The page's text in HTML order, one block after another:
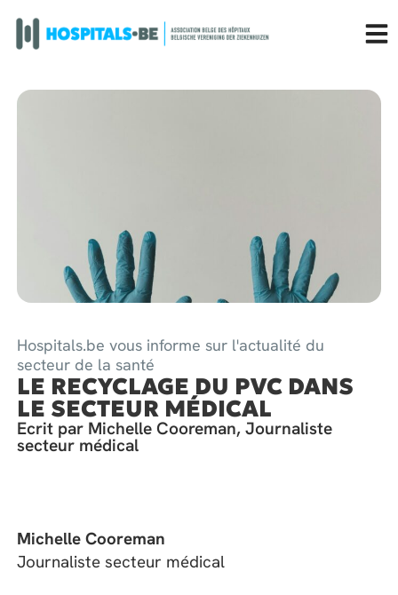
Hospitals.be vous informe sur l'actualité du
secteur de la santé
LE RECYCLAGE DU PVC DANS
LE SECTEUR MÉDICAL
Ecrit par Michelle Cooreman, Journaliste
secteur médical
Michelle Cooreman
Journaliste secteur médical